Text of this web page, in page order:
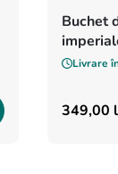
Buchet
Livrare
349,00